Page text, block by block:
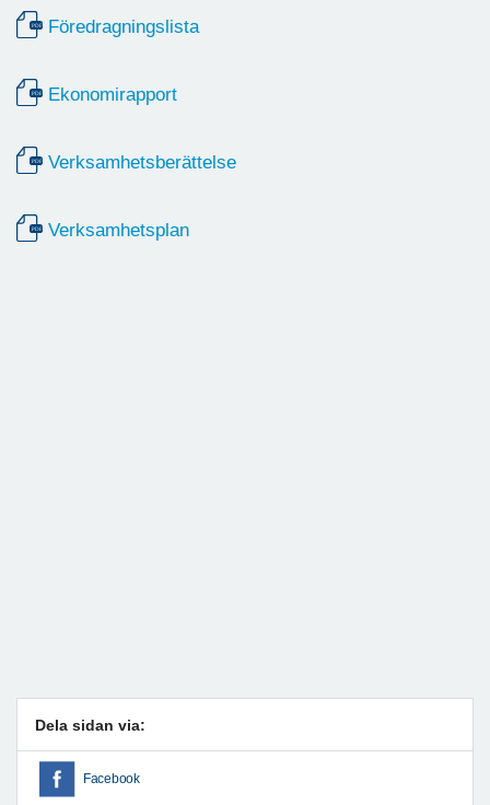
Föredragningslista
Ekonomirapport
Verksamhetsberättelse
Verksamhetsplan
Dela sidan via:
Facebook